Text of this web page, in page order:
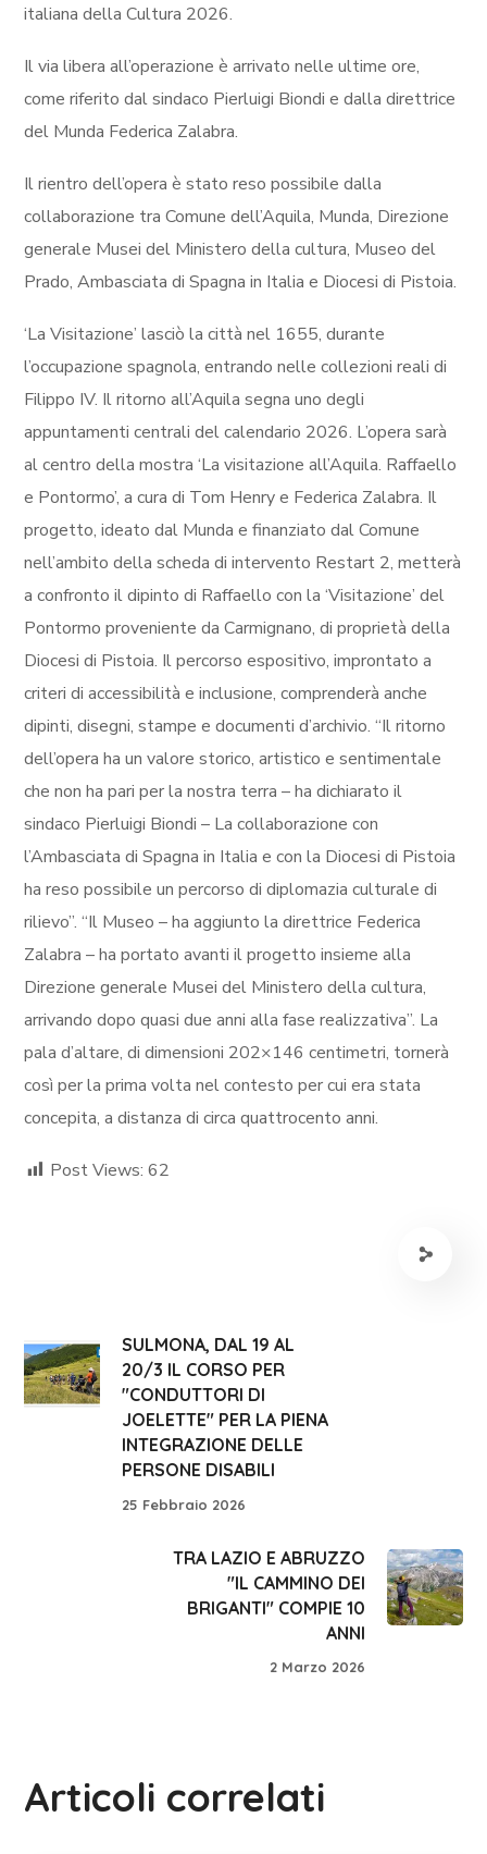
italiana della Cultura 2026.
Il via libera all’operazione è arrivato nelle ultime ore,
come riferito dal sindaco Pierluigi Biondi e dalla direttrice
del Munda Federica Zalabra.
Il rientro dell’opera è stato reso possibile dalla
collaborazione tra Comune dell’Aquila, Munda, Direzione
generale Musei del Ministero della cultura, Museo del
Prado, Ambasciata di Spagna in Italia e Diocesi di Pistoia.
‘La Visitazione’ lasciò la città nel 1655, durante
l’occupazione spagnola, entrando nelle collezioni reali di
Filippo IV. Il ritorno all’Aquila segna uno degli
appuntamenti centrali del calendario 2026. L’opera sarà
al centro della mostra ‘La visitazione all’Aquila. Raffaello
e Pontormo’, a cura di Tom Henry e Federica Zalabra. Il
progetto, ideato dal Munda e finanziato dal Comune
nell’ambito della scheda di intervento Restart 2, metterà
a confronto il dipinto di Raffaello con la ‘Visitazione’ del
Pontormo proveniente da Carmignano, di proprietà della
Diocesi di Pistoia. Il percorso espositivo, improntato a
criteri di accessibilità e inclusione, comprenderà anche
dipinti, disegni, stampe e documenti d’archivio. “Il ritorno
dell’opera ha un valore storico, artistico e sentimentale
che non ha pari per la nostra terra – ha dichiarato il
sindaco Pierluigi Biondi – La collaborazione con
l’Ambasciata di Spagna in Italia e con la Diocesi di Pistoia
ha reso possibile un percorso di diplomazia culturale di
rilievo”. “Il Museo – ha aggiunto la direttrice Federica
Zalabra – ha portato avanti il progetto insieme alla
Direzione generale Musei del Ministero della cultura,
arrivando dopo quasi due anni alla fase realizzativa”. La
pala d’altare, di dimensioni 202×146 centimetri, tornerà
così per la prima volta nel contesto per cui era stata
concepita, a distanza di circa quattrocento anni.
Post Views: 62
SULMONA, DAL 19 AL
20/3 IL CORSO PER
"CONDUTTORI DI
JOELETTE" PER LA PIENA
INTEGRAZIONE DELLE
PERSONE DISABILI
25 Febbraio 2026
TRA LAZIO E ABRUZZO
"IL CAMMINO DEI
BRIGANTI" COMPIE 10
ANNI
2 Marzo 2026
Articoli correlati